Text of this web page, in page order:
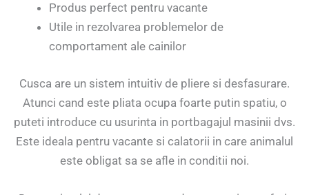
Produs perfect pentru vacante
Utile in rezolvarea problemelor de
comportament ale cainilor
Cusca are un sistem intuitiv de pliere si desfasurare.
Atunci cand este pliata ocupa foarte putin spatiu, o
puteti introduce cu usurinta in portbagajul masinii dvs.
Este ideala pentru vacante si calatorii in care animalul
este obligat sa se afle in conditii noi.